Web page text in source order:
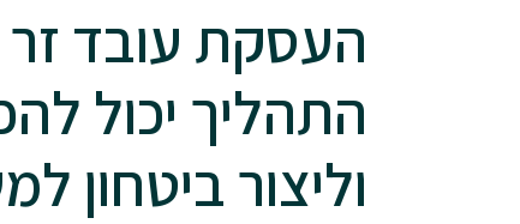
העסקת עובד זר
התהליך יכול
וליצור ביטחון